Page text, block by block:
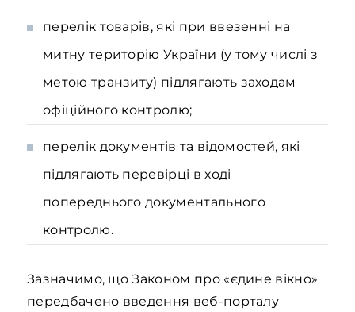
перелік товарів, які при ввезенні на
митну територію України (у тому числі з
метою транзиту) підлягають заходам
офіційного контролю;
перелік документів та відомостей, які
підлягають перевірці в ході
попереднього документального
контролю.
Зазначимо, що Законом про «єдине вікно»
передбачено введення веб-порталу